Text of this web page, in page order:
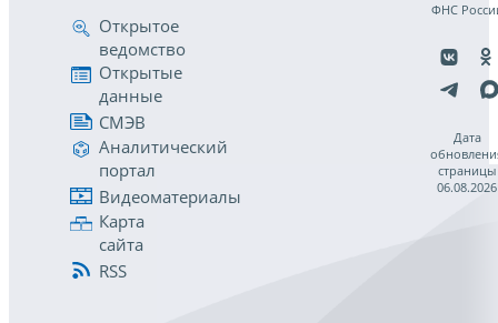
Открытое
ведомство
Открытые
данные
СМЭВ
Аналитический
портал
Видеоматериалы
Карта
сайта
RSS
ФНС
Дата
страницы
06.08.2026